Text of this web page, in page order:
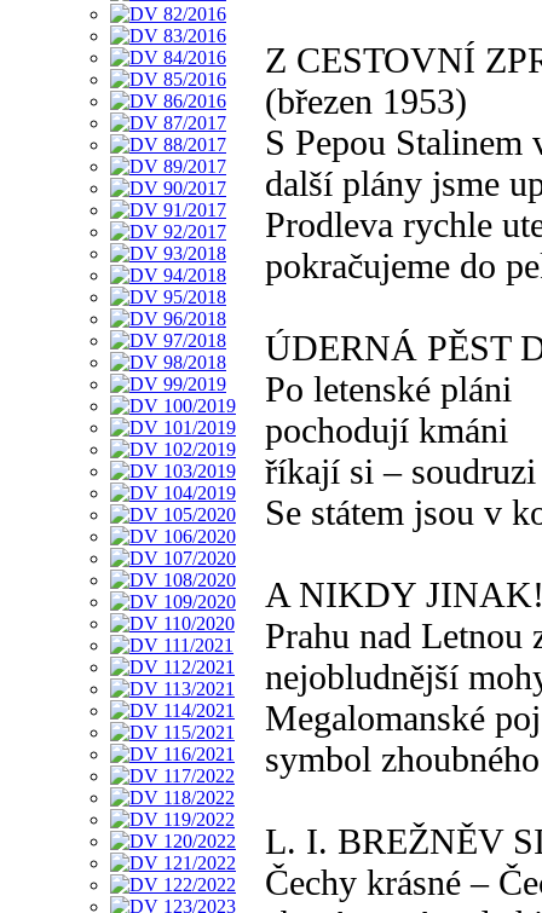
Z CESTOVNÍ
(březen 1953)
S Pepou Stalinem
další plány jsme
Prodleva rychle
pokračujeme do
ÚDERNÁ PĚST
Po letenské pláni
pochodují kmáni
říkají si – soudruzi
Se státem jsou v
A NIKDY
Prahu nad Letnou
nejobludnější
Megalomanské
symbol
L. I. BREŽNĚV
Čechy krásné –